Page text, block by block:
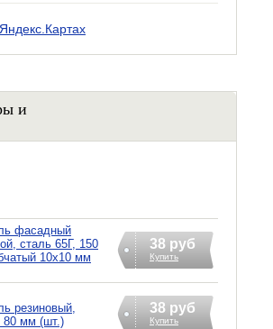
и
фасадный
сталь 65Г, 150
10х10 мм
38 руб
Купить
резиновый,
80 мм (шт.)
38 руб
Купить